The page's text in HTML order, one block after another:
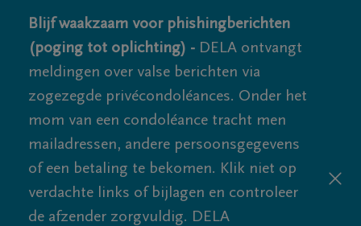
Blijf waakzaam voor phishingberichten
(poging tot oplichting) - DELA ontvangt
meldingen over valse berichten via
zogezegde privécondoléances. Onder het
mom van een condoléance tracht men
mailadressen, andere persoonsgegevens
of een betaling te bekomen. Klik niet op
verdachte links of bijlagen en controleer
de afzender zorgvuldig. DELA